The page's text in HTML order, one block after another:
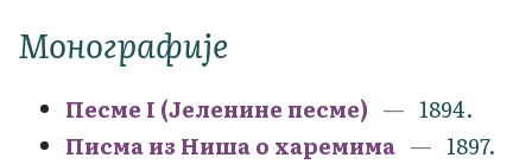
Монографије
Песме I (Јеленине песме)
1894.
Писма из Ниша о харемима
1897.